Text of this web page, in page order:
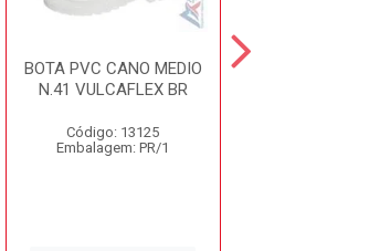
BOTA PVC CANO MEDIO
N.41 VULCAFLEX BR
Código: 13125
Embalagem: PR/1